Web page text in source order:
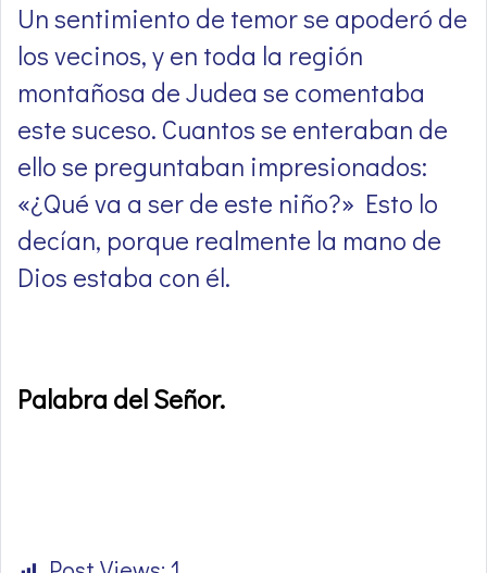
Un sentimiento de temor se apoderó de
los vecinos, y en toda la región
montañosa de Judea se comentaba
este suceso. Cuantos se enteraban de
ello se preguntaban impresionados:
«¿Qué va a ser de este niño?» Esto lo
decían, porque realmente la mano de
Dios estaba con él.
Palabra del Señor.